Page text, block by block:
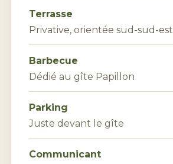
Terrasse
Privative, orientée sud-sud-est
Barbecue
Dédié au gîte Papillon
Parking
Juste devant le gîte
Communicant